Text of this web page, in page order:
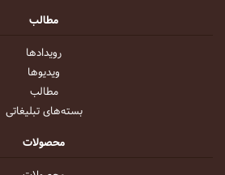
مطالب
رویداد‌ها
ویدیو‌ها
مطالب
بسته‌های تبلیغاتی
محصولات